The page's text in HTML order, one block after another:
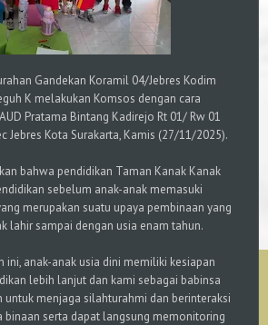
Gandekan Koramil 04/Jebres Kodim
K melakukan Komsos dengan cara
Pratama Bintang Kadirejo Rt 01/ Rw 01
Jebres Kota Surakarta, Kamis (27/11/2025).
bahwa pendidikan Taman Kanak Kanak
sebelum anak-anak memasuki
merupakan suatu upaya pembinaan yang
lahir sampai dengan usia enam tahun.
ini, anak-anak usia dini memiliki kesiapan
lebih lanjut dan kami sebagai babinsa
menjaga silahturahmi dan berinteraksi
binaan serta dapat langsung memonitoring